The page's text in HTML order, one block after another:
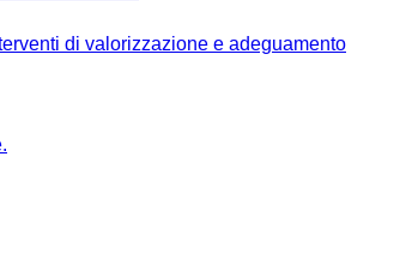
di valorizzazione e adeguamento